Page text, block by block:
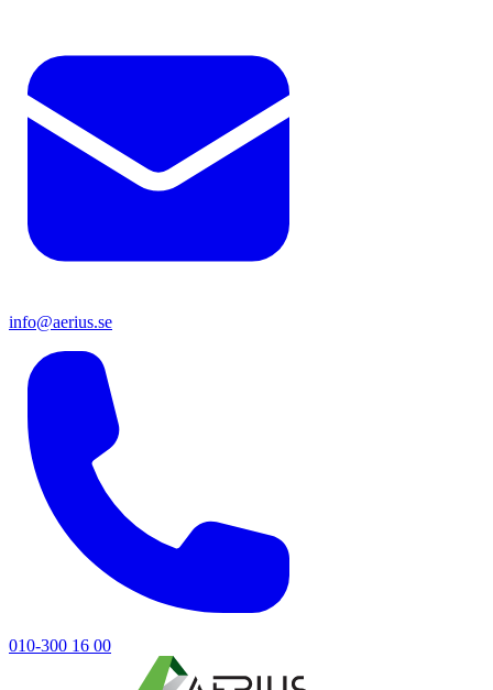
info@aerius.se
010-300 16 00